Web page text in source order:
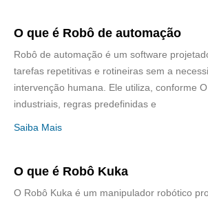
O que é Robô de automação
Robô de automação é um software
tarefas repetitivas e rotineiras sem a
intervenção humana. Ele utiliza, conforme
industriais, regras predefinidas e
Saiba Mais
O que é Robô Kuka
O Robô Kuka é um manipulador robótico